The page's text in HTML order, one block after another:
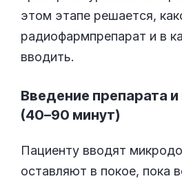
этом этапе решается,
радиофармпрепарат и в
вводить.
Введение препарата и
(40–90 минут)
Пациенту вводят
оставляют в покое, пока